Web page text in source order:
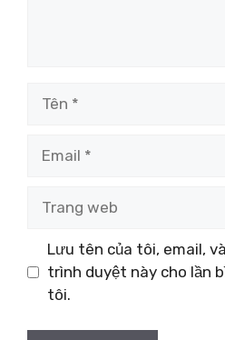
Lưu tên của tôi, email,
trình duyệt này cho lần
tôi.